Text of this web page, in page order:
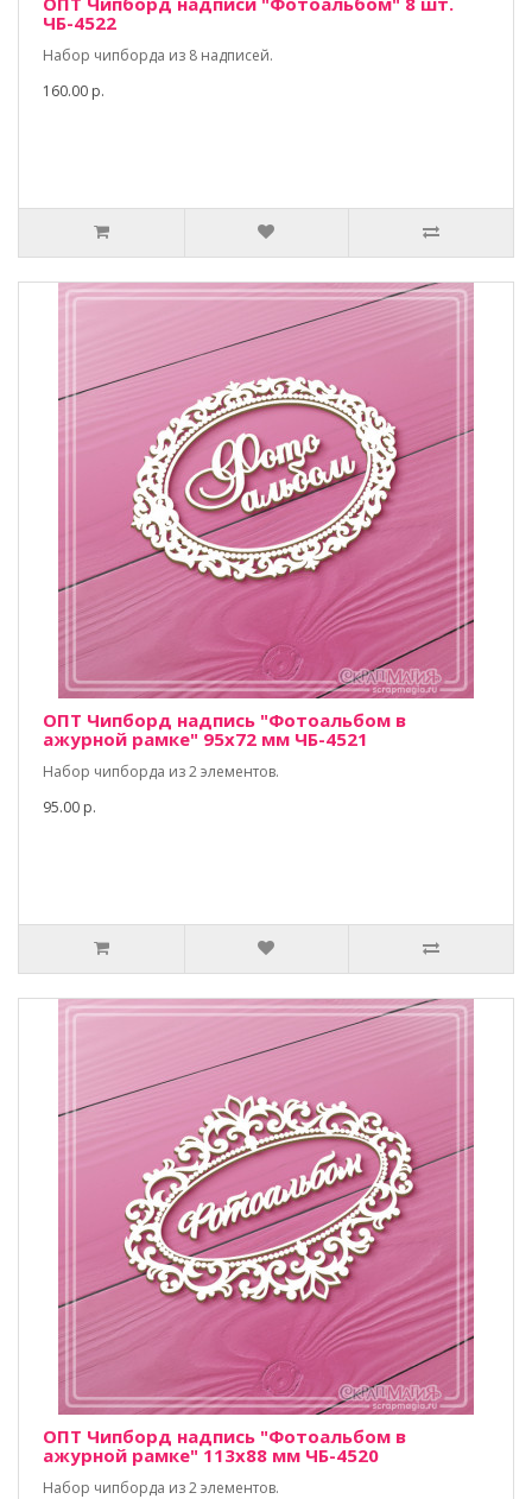
ЧБ-4522
Набор чипборда из 8 надписей.
160.00 р.
ОПТ Чипборд надпись "Фотоальбом в
ажурной рамке" 95х72 мм ЧБ-4521
Набор чипборда из 2 элементов.
95.00 р.
ОПТ Чипборд надпись "Фотоальбом в
ажурной рамке" 113х88 мм ЧБ-4520
Набор чипборда из 2 элементов.